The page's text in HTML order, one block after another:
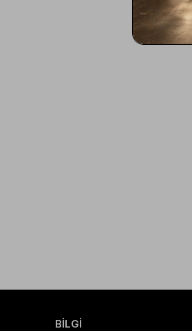
BİLGİ